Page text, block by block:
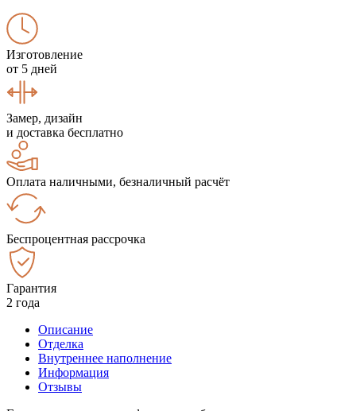
Изготовление
от 5 дней
Замер, дизайн
и доставка бесплатно
Оплата наличными, безналичный расчёт
Беспроцентная рассрочка
Гарантия
2 года
Описание
Отделка
Внутреннее наполнение
Информация
Отзывы